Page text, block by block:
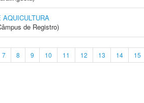
de Registro)
7 8 9 10 11 12 13 14 15